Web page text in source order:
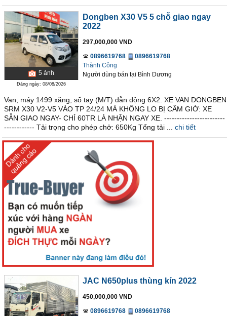
5 ảnh
Đăng ngày: 08/08/2026
Dongben X30 V5 5 chỗ giao ngay
2022
297,000,000 VND
0896619768
0896619768
Thành Công
Người dùng bán tại Bình Dương
Van; máy 1499 xăng; số tay (M/T) dẫn động 6X2. XE VAN DONGBEN
SRM X30 V2-V5 VÀO TP 24/24 MÀ KHÔNG LO BỊ CẤM GIỜ: XE
SẴN GIAO NGAY- CHỈ 60TR LÀ NHẬN NGAY XE. ------------------------
------------ Tải trọng cho phép chở: 650Kg Tổng tải ...
chi tiết
JAC N650plus thùng kín 2022
450,000,000 VND
0896619768
0896619768